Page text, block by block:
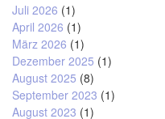
Juli 2026 (1)
April 2026 (1)
März 2026 (1)
Dezember 2025 (1)
August 2025 (8)
September 2023 (1)
August 2023 (1)